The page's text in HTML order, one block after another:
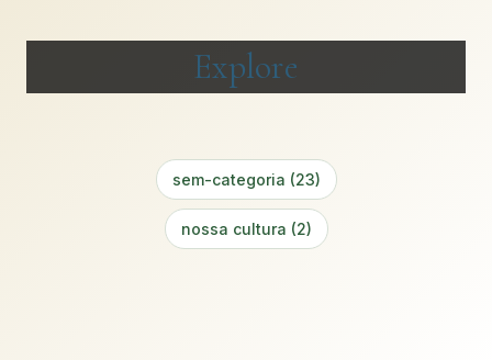
Explore
sem-categoria (23)
nossa cultura (2)